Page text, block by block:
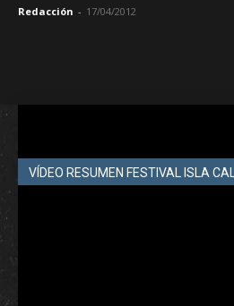
Redacción - 17/04/2012
VÍDEO RESUMEN FESTIVAL ISLA